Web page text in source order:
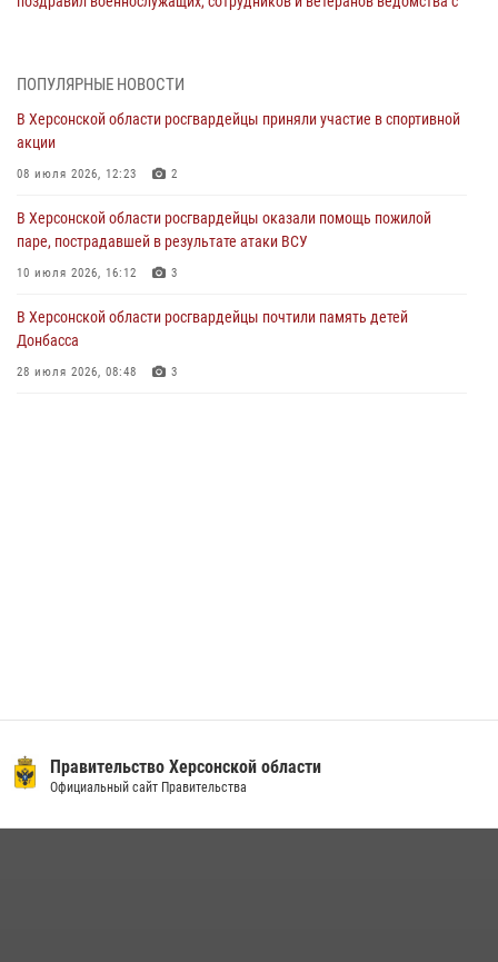
место на международных соревнованиях
18 июня 2026, 11:46
поздравил ветеранов и личный состав ведомства с Днём России
11 июня 2026, 21:01
фестиваля медийного творчества «Братина» проводят показ
документальных фильмов о героях СВО
11 июня 2026, 13:23
ПОПУЛЯРНЫЕ НОВОСТИ
В Херсонской области росгвардейцы приняли участие в спортивной
акции
08 июля 2026, 12:23 2
В Херсонской области росгвардейцы оказали помощь пожилой
паре, пострадавшей в результате атаки ВСУ
10 июля 2026, 16:12 3
В Херсонской области росгвардейцы почтили память детей
Донбасса
28 июля 2026, 08:48 3
Правительство Херсонской области
Официальный сайт Правительства